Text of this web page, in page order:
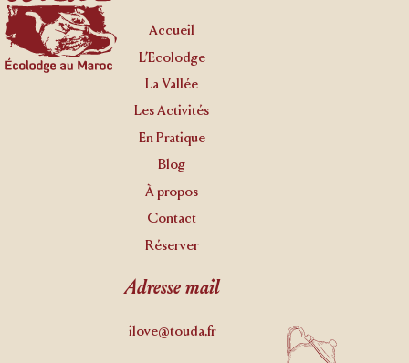
Accueil
L’Ecolodge
La Vallée
Les Activités
En Pratique
Blog
À propos
Contact
Réserver
Adresse mail
ilove@touda.fr